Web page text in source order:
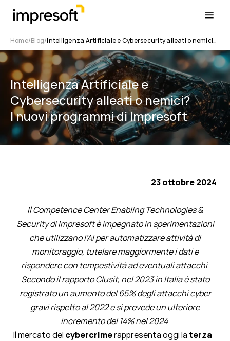
Home Blog Intelligenza Artificiale e Cybersecurity alleati o nemici? I nuovi programmi di Impresoft
Intelligenza Artificiale e
Cybersecurity alleati o nemici?
I nuovi programmi di Impresoft
23 ottobre 2024
Il Competence Center Enabling Technologies &
Security di Impresoft è impegnato in sperimentazioni
che utilizzano l’AI per automatizzare attività di
monitoraggio, tutelare maggiormente i dati e
rispondere con tempestività ad eventuali attacchi
Secondo il rapporto Clusit, nel 2023 in Italia è stato
registrato un aumento del 65% degli attacchi cyber
gravi rispetto al 2022 e si prevede un ulteriore
incremento del 14% nel 2024
Il mercato del cybercrimerappresenta oggi la terza